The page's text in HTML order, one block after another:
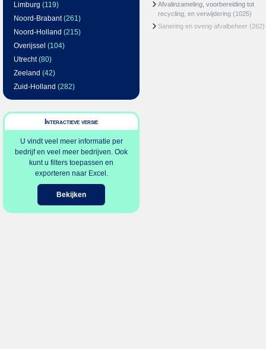
Limburg (119)
Noord-Brabant(261)
Noord-Holland (215)
Overijssel (104)
Utrecht(80)
Zeeland (42)
Zuid-Holland (282)
Interactieve versie
U vindt veel meer informatie per
bedrijf en veel meer bedrijven. Ook
kunt u filters toepassen en
exporteren naar Excel.
Bekijken
Afvalinzameling, voorbereiding tot
recycling, en verwijdering (1025)
Sanering en overig afvalbeheer (262)